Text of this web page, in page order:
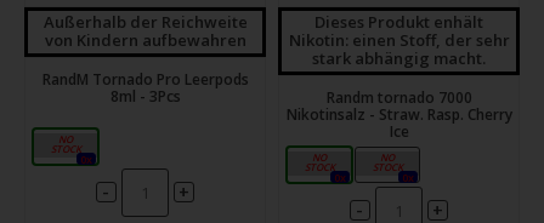
Außerhalb der Reichweite
von Kindern aufbewahren
RandM Tornado Pro Leerpods
8ml - 3Pcs
8ml
0x
- +
Dieses Produkt enhält
Nikotin: einen Stoff, der sehr
stark abhängig macht.
Randm tornado 7000
Nikotinsalz - Straw. Rasp. Cherry
Ice
10mg
0x
20mg
0x
- +